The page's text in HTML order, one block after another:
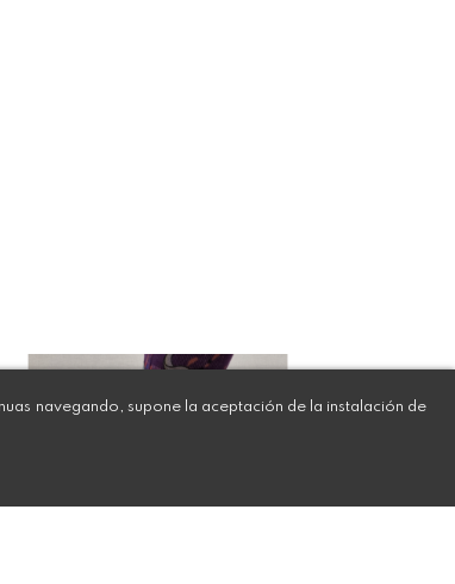
navegando, supone la aceptación de la instalación de